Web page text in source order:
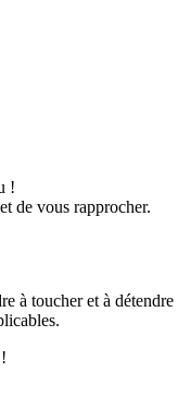
!
de vous rapprocher.
toucher et à